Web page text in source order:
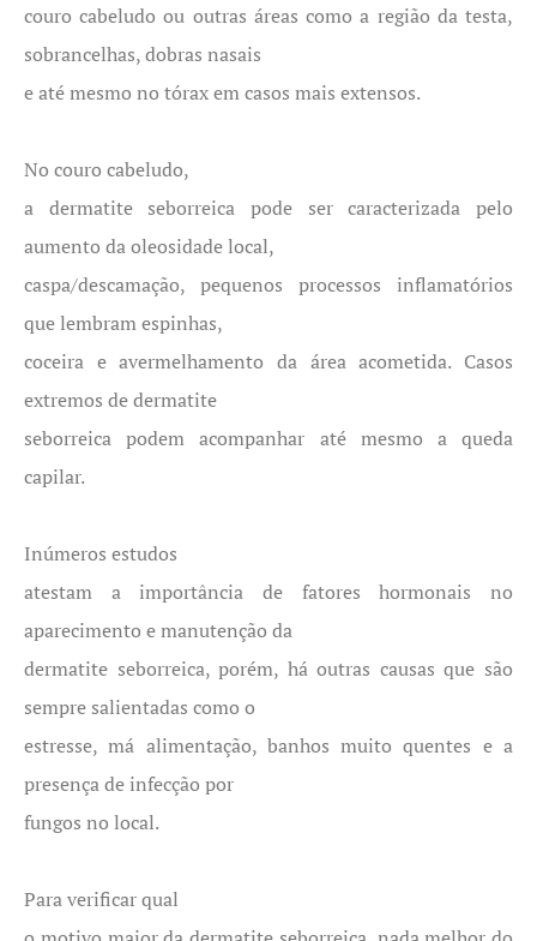
couro cabeludo ou outras áreas como a região da testa,
sobrancelhas, dobras nasais
e até mesmo no tórax em casos mais extensos.
No couro cabeludo,
a dermatite seborreica pode ser caracterizada pelo
aumento da oleosidade local,
caspa/descamação, pequenos processos inflamatórios
que lembram espinhas,
coceira e avermelhamento da área acometida. Casos
extremos de dermatite
seborreica podem acompanhar até mesmo a queda
capilar.
Inúmeros estudos
atestam a importância de fatores hormonais no
aparecimento e manutenção da
dermatite seborreica, porém, há outras causas que são
sempre salientadas como o
estresse, má alimentação, banhos muito quentes e a
presença de infecção por
fungos no local.
Para verificar qual